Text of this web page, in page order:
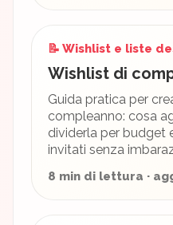
📝 Wishlist e liste
Wishlist di
Guida pratica per
compleanno: cosa
dividerla per budget
invitati senza
8 min di lettura ·